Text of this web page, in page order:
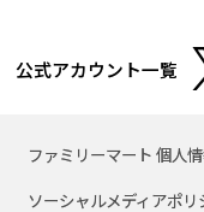
公式アカウント一覧
ファミリーマート 個人
ソーシャルメディアポリ